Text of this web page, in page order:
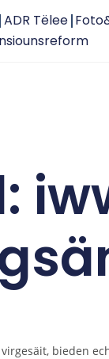
ADR Tëlee